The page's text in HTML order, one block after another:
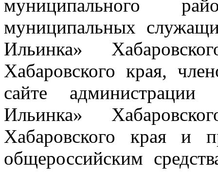
муниципального
муниципальных
Ильинка»
Хабаровского края,
сайте администрации
Ильинка»
Хабаровского края и
общероссийским